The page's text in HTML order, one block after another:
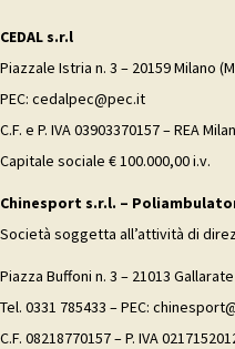
CEDAL s.r.l
Piazzale Istria n. 3 – 20159 Milano
PEC: cedalpec@pec.it
C.F. e P. IVA 03903370157 – REA
Capitale sociale € 100.000,00 i.v.
Chinesport s.r.l. –
Società soggetta all’attività di
Piazza Buffoni n. 3 – 21013 Gallarate
Tel. 0331 785433 – PEC:
C.F. 08218770157 – P. IVA